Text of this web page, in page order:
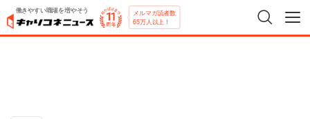
働きやすい職場を増やそう メルマガ読者数
65万人以上！